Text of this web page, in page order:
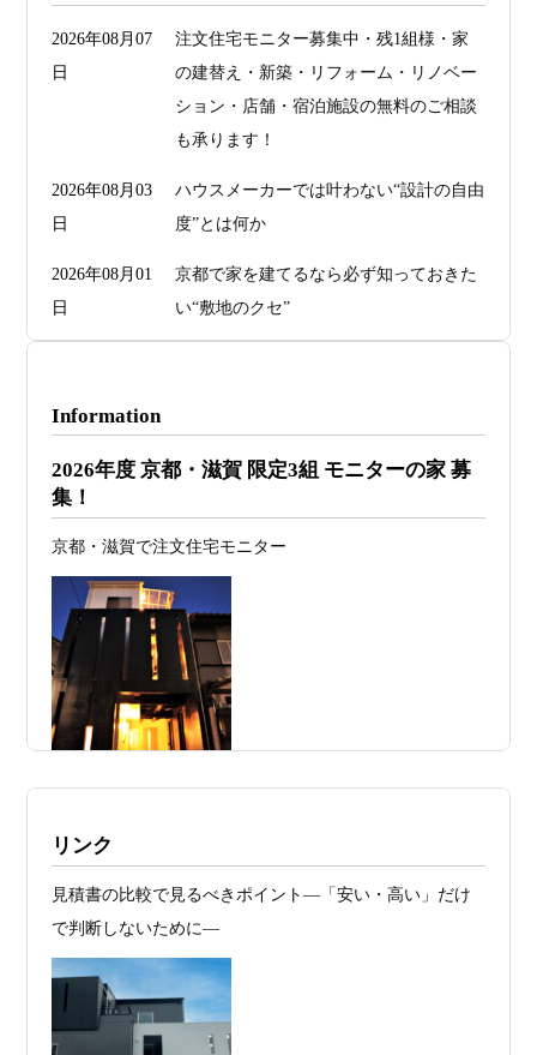
2026年08月07
日
注文住宅モニター募集中・残1組様・家
の建替え・新築・リフォーム・リノベー
ション・店舗・宿泊施設の無料のご相談
も承ります！
2026年08月03
日
ハウスメーカーでは叶わない“設計の自由
度”とは何か
2026年08月01
日
京都で家を建てるなら必ず知っておきた
い“敷地のクセ”
日
ァーススト一級建築士事務所が考える“設
2026年07月24
旗竿地・狭小地は「土地代が安い＝お
得」ではない ―道路が狭い京都・滋賀で
こそ知っておくべき“建築費が上がる理
由”―
2026年07月23
日
予算が限られていても“美しい家”はつく
れる 削るべき場所・残すべき場所をどう
日
RC風デザインを実現するための設計戦略
デザイン住宅
2026年07月11 京都・滋賀で注文住宅を建てるなら、建
Information
2026年度 京都・滋賀 限定3組 モニターの家 募
集！
京都・滋賀で注文住宅モニター
施工例・京都市北区・ハイクラスの家1UP
多数お問合せありがとうございました。2021～
2025年度 京都・滋賀の注文住宅モニター募
お問合せ有難う御座いました。京都市北区I様,京都市中京
区K様,京都市右京区S様,滋賀県大津市T様,京都市中京区A
リンク
見積書の比較で見るべきポイント―「安い・高い」だけ
で判断しないために―